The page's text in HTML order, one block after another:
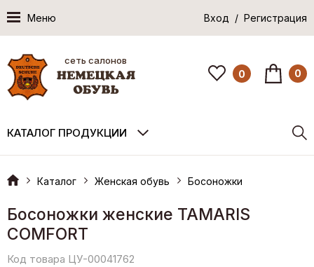
Меню Вход / Регистрация
сеть салонов
0 0
КАТАЛОГ ПРОДУКЦИИ
Каталог Женская обувь Босоножки
Босоножки женские TAMARIS
COMFORT
Код товара ЦУ-00041762